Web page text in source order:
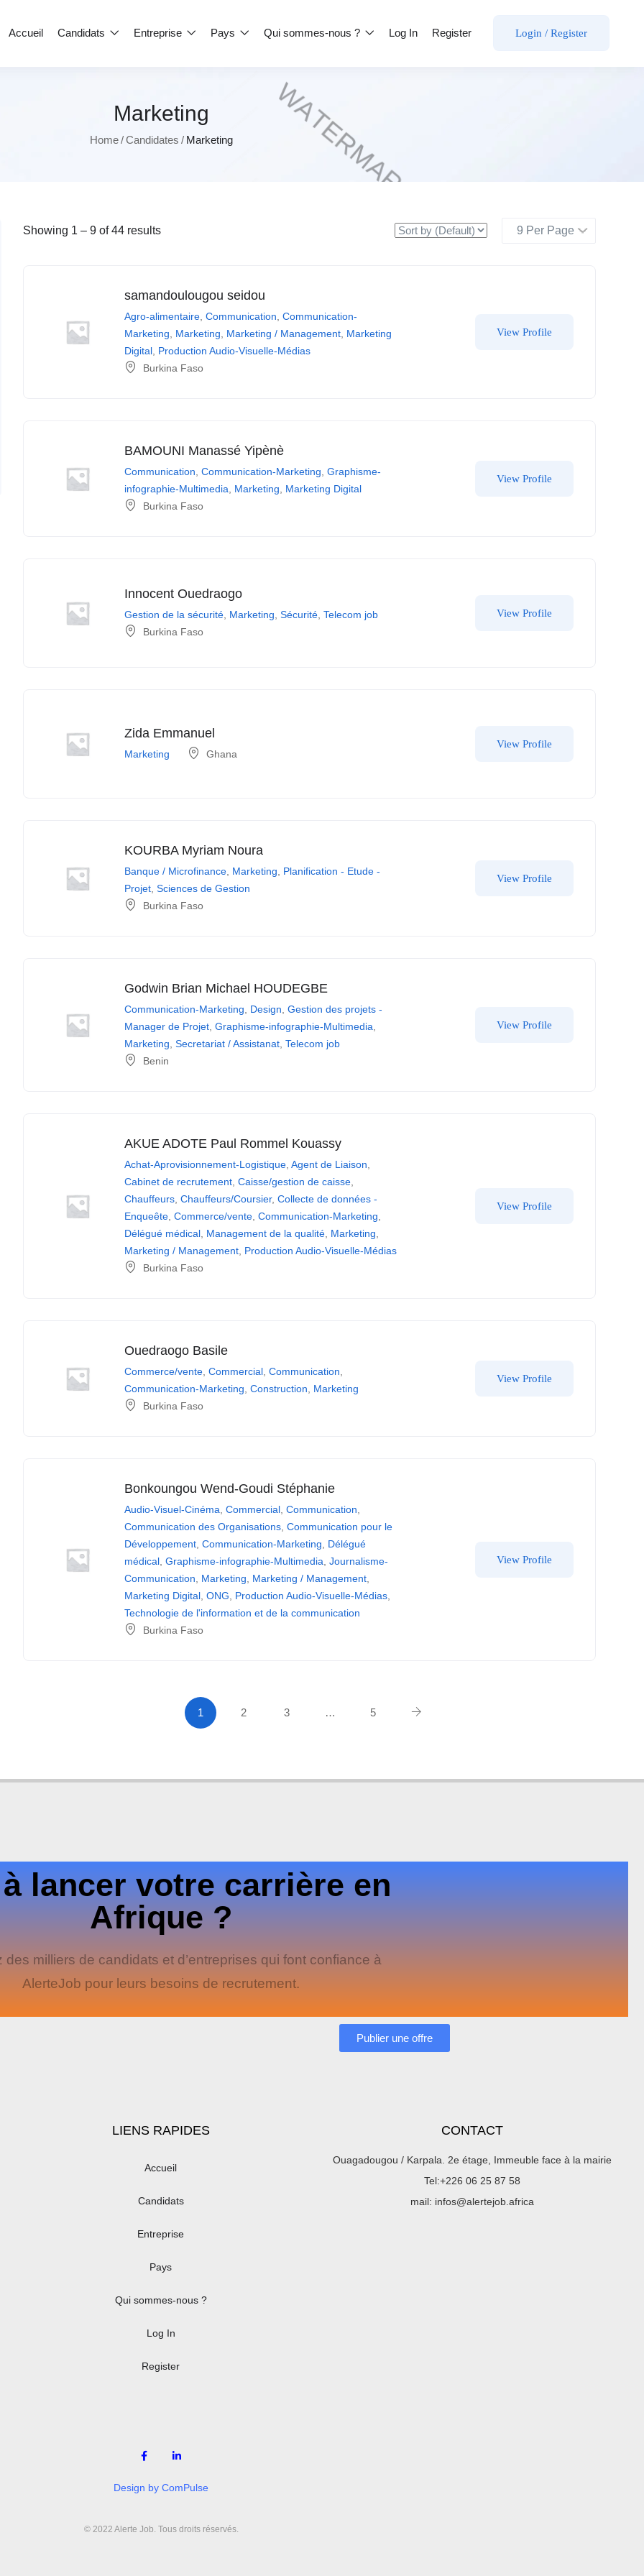
Accueil Candidats Entreprise Pays Qui sommes-nous ? Log In Register Login / Register
Marketing
Home Candidates Marketing
Showing 1 –9 of 44 results
samandoulougou seidou
Agro-alimentaire ,Communication ,Communication-
Marketing
Marketing Marketing / Management Marketing
Digital Production Audio-Visuelle-Médias
Burkina Faso
View Profile
BAMOUNI Manassé Yipènè
Communication ,Communication-Marketing ,Graphisme-
infographie-Multimedia
Marketing
Marketing Digital
Burkina Faso
View Profile
Innocent Ouedraogo
Gestion de la sécurité Marketing ,Sécurité ,Telecom job
Burkina Faso
View Profile
Zida Emmanuel
Marketing Ghana
View Profile
KOURBA Myriam Noura
Banque / Microfinance Marketing
Planification - Etude -
Projet ,Sciences de Gestion
Burkina Faso
View Profile
Godwin Brian Michael HOUDEGBE
Communication-Marketing Design ,Gestion des projets -
Manager de Projet ,Graphisme-infographie-Multimedia
Marketing ,Secretariat / Assistanat ,Telecom job
Benin
View Profile
AKUE ADOTE Paul Rommel Kouassy
Achat-Aprovisionnement-Logistique ,Agent de Liaison
Cabinet de recrutement ,Caisse/gestion de caisse
Chauffeurs ,Chauffeurs/Coursier,Collecte de données -
Enqueête ,Commerce/vente ,Communication-Marketing
Délégué médical Management de la qualité Marketing
Marketing / Management Production Audio-Visuelle-Médias
Burkina Faso
View Profile
Ouedraogo Basile
Commerce/vente ,Commercial ,Communication
Communication-Marketing ,Construction
Marketing
Burkina Faso
View Profile
Bonkoungou Wend-Goudi Stéphanie
Audio-Visuel-Cinéma ,Commercial ,Communication
Communication des Organisations ,Communication pour le
Développement ,Communication-Marketing
Délégué
médical ,Graphisme-infographie-Multimedia ,Journalisme-
Communication
Marketing Marketing / Management
Marketing Digital ,ONG Production Audio-Visuelle-Médias
Technologie de l'information et de la communication
Burkina Faso
View Profile
1 2 3 … 5
lancer votre carrière en
Afrique ?
des milliers de candidats et d’entreprises qui font confiance à
AlerteJob pour leurs besoins de recrutement.
Publier une offre
LIENS RAPIDES
Accueil
Candidats
Entreprise
Pays
Qui sommes-nous ?
Log In
Register
CONTACT
Ouagadougou / Karpala. 2e étage, Immeuble face à la mairie
Tel:+226 06 25 87 58
mail: infos@alertejob.africa
Design by ComPulse
© 2022 Alerte Job. Tous droits réservés.